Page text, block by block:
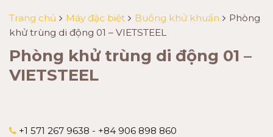
Trang chủ Máy đặc biệt Buồng khử khuẩn
Phòng
khử trùng di động 01 – VIETSTEEL
Phòng khử trùng di động 01 –
VIETSTEEL
+1 571 267 9638 - +84 906 898 860